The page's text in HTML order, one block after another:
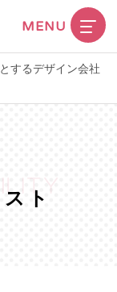
するデザイン会社
MENU
スト